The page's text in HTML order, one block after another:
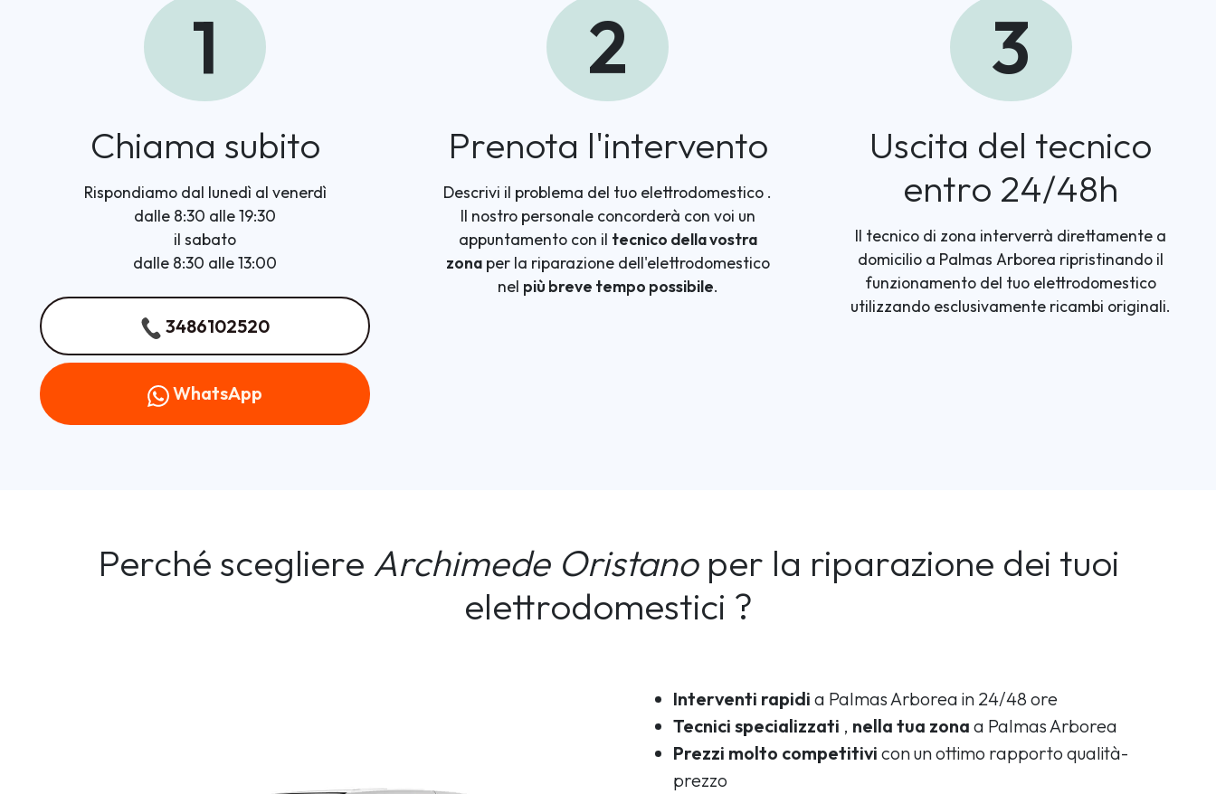
1
Chiama subito
Rispondiamo dal lunedì al venerdì
dalle 8:30 alle 19:30
il sabato
dalle 8:30 alle 13:00
3486102520
WhatsApp
2
Prenota l'intervento
Descrivi il problema del tuo elettrodomestico .
Il nostro personale concorderà con voi un
appuntamento con il tecnico della vostra
zonaper la riparazione dell'elettrodomestico
nel più breve tempo possibile.
3
Uscita del tecnico
entro 24/48h
Il tecnico di zona interverrà direttamente a
domicilio a Palmas Arborea ripristinando il
funzionamento del tuo elettrodomestico
utilizzando esclusivamente ricambi originali.
Perché scegliere Archimede Oristanoper la riparazione dei tuoi
elettrodomestici ?
Interventi rapidi a Palmas Arborea in 24/48 ore
Tecnici specializzati , nella tua zona a Palmas Arborea
Prezzi molto competitivi con un ottimo rapporto qualità-
prezzo